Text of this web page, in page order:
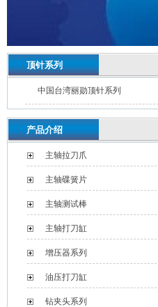
顶针系列
中国台湾丽勋顶针系列
产品介绍
主轴拉刀爪
主轴碟簧片
主轴测试棒
主轴打刀缸
增压器系列
油压打刀缸
钻夹头系列